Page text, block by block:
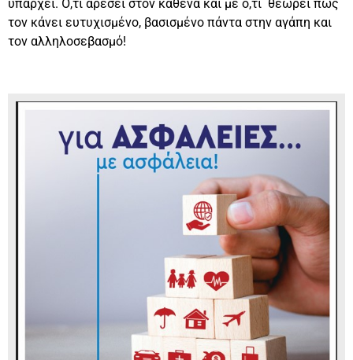
υπάρχει. Ό,τι αρέσει στον καθένα και με ό,τι θεωρεί πως
τον κάνει ευτυχισμένο, βασισμένο πάντα στην αγάπη και
τον αλληλοσεβασμό!